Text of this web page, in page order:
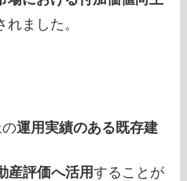
ました。
運用実績のある既存建
産評価へ活用することが